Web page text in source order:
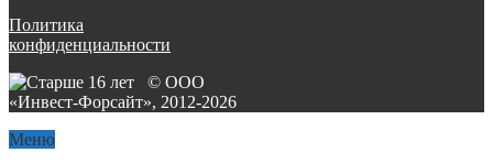
Политика
конфиденциальности
© ООО
«Инвест-Форсайт», 2012-2026
Меню